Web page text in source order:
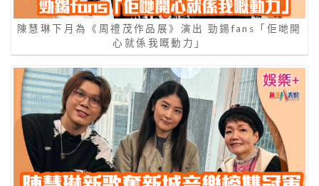
陳慧琳下月為《周禮茂作品展》演出 勁錫fans「佢哋開
心就係我嘅動力」